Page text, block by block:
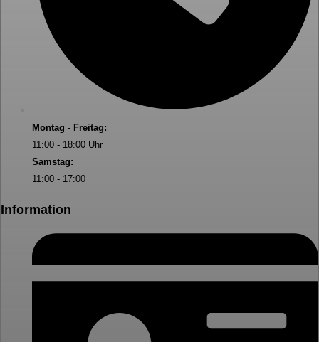
Montag - Freitag:
11:00 - 18:00 Uhr
Samstag:
11:00 - 17:00
Information